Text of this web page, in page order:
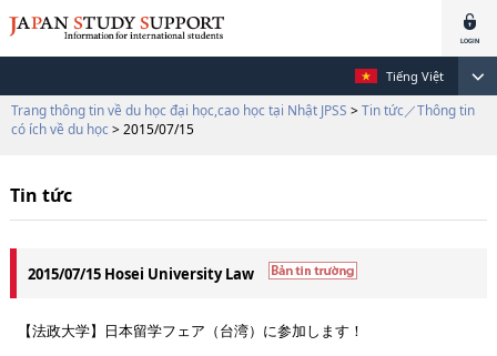
Tiếng Việt
Trang thông tin về du học đại học,cao học tại Nhật JPSS > Tin tức／Thông tin
có ích về du học > 2015/07/15
Tin tức
2015/07/15 Hosei University Law
【法政大学】日本留学フェア（台湾）に参加します！